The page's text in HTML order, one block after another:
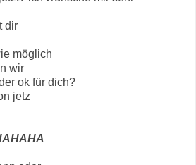
dir
möglich
wir
ok für dich?
jetz